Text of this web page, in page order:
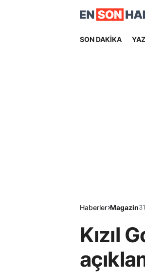
SON DAKİKA
Haberler Magazin
Kızıl